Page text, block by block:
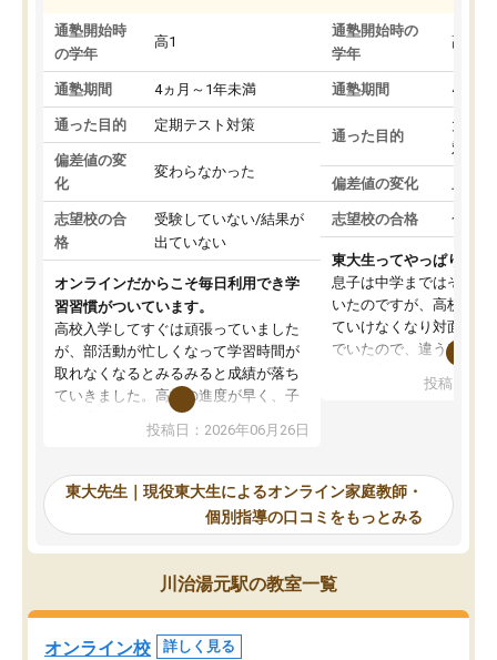
通塾開始時
の学年
高1
通塾期間 4ヵ月～1年未満
通った目的 定期テスト対策
偏差値の変
化
変わらなかった
志望校の合
格
受験していない/結果が
出ていない
オンラインだからこそ毎日利用でき学
習習慣がついています。
高校入学してすぐは頑張っていました
が、部活動が忙しくなって学習時間が
取れなくなるとみるみると成績が落ち
ていきました。高校の進度が早く、子
供も家に帰って勉強の話すると嫌な反
応を示します。東大先生にお願いして
れるので、親としても安心です。毎日
使える自習室とかもあり、わからない
ところがあれば先生が回答してくれる
のも重宝しています。
投稿日：2026年06月26日
通塾開始時の
学年
高3
通塾期間 4ヵ月
通った目的
大学
対策
偏差値の変化 上が
志望校の合格 合格
東大生ってやっぱりすご
息子は中学まではそこそ
いたのですが、高校に入
ていけなくなり対面の塾
でいたので、違うアプロ
で、当初は模試でD判定
自習室が毎日使えていつ
るのが心強かったよう
謝です。
投稿日：
東大先生｜現役東大生によるオンライン家庭教師・
個別指導の口コミをもっとみる
川治湯元駅の教室一覧
オンライン校 詳しく見る